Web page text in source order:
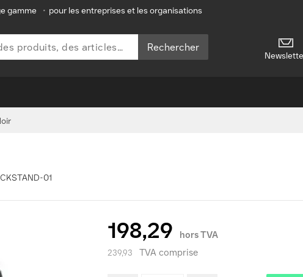
gamme • pour les entreprises et les organisations
Rechercher
01
198,29 hors TVA
239,93 TVA comprise